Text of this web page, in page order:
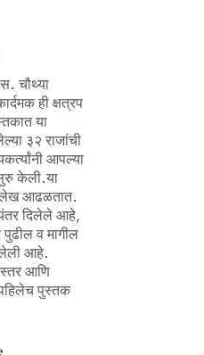
चौथ्या
ही क्षत्रप
या
३२ राजांची
आपल्या
केली.या
लेख आढळतात.
दिलेले आहे,
व मागील
आहे.
आणि
पहिलेच पुस्तक